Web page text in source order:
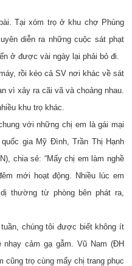
Tại xóm trọ ở khu chợ Phùng
diễn ra những cuộc sát phạt
ở được vài ngày lại phải bỏ đi.
rồi kéo cả SV nơi khác về sát
vì xảy ra cãi vã và choảng nhau.
khu trọ khác.
với những chị em là gái mại
gia Mỹ Đình, Trần Thị Hạnh
chia sẻ: “Mấy chị em làm nghề
mới hoạt động. Nhiều lúc em
thường từ phòng bên phát ra,
chúng tôi được biết không ít
cảm gạ gẫm. Vũ Nam (ĐH
cũng trọ cùng mấy chị trang phục